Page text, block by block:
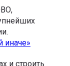
иначе»
и строить